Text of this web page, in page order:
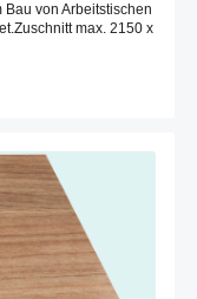
von Arbeitstischen
max. 2150 x